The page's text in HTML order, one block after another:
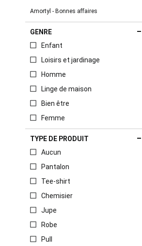
Amortyl - Bonnes affaires
GENRE
Enfant
Loisirs et jardinage
Homme
Linge de maison
Bien être
Femme
TYPE DE PRODUIT
Aucun
Pantalon
Tee-shirt
Chemisier
Jupe
Robe
Pull